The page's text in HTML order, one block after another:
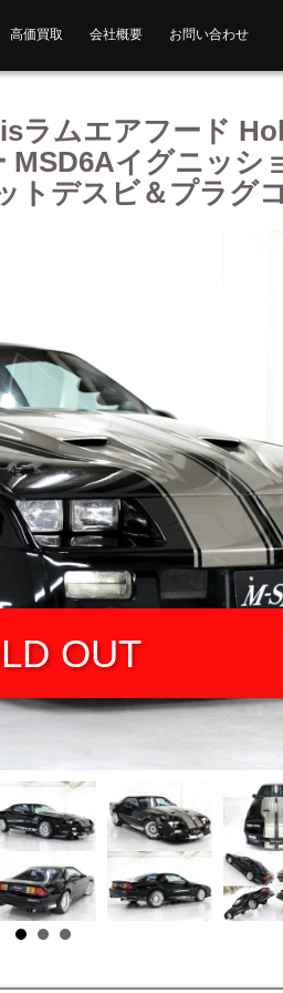
高価買取 会社概要 お問い合わせ
ラムエアフード
イグニッシ
トデスビ＆プラグ
OUT